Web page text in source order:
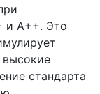
и А++. Это
высокие
стандарта